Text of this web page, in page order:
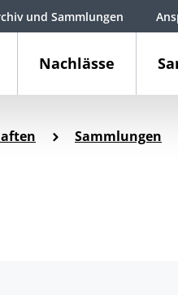
Nachlässe
und Sammlungen
Sammlungen